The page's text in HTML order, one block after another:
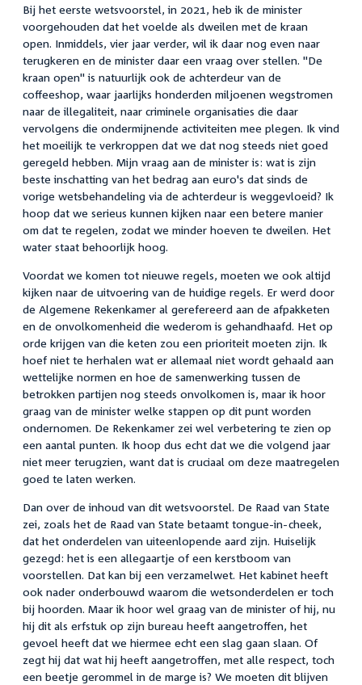
Bij het eerste wetsvoorstel, in 2021, heb ik de minister
voorgehouden dat het voelde als dweilen met de kraan
open. Inmiddels, vier jaar verder, wil ik daar nog even naar
terugkeren en de minister daar een vraag over stellen. "De
kraan open" is natuurlijk ook de achterdeur van de
coffeeshop, waar jaarlijks honderden miljoenen wegstromen
naar de illegaliteit, naar criminele organisaties die daar
vervolgens die ondermijnende activiteiten mee plegen. Ik vind
het moeilijk te verkroppen dat we dat nog steeds niet goed
geregeld hebben. Mijn vraag aan de minister is: wat is zijn
beste inschatting van het bedrag aan euro's dat sinds de
vorige wetsbehandeling via de achterdeur is weggevloeid? Ik
hoop dat we serieus kunnen kijken naar een betere manier
om dat te regelen, zodat we minder hoeven te dweilen. Het
water staat behoorlijk hoog.
Voordat we komen tot nieuwe regels, moeten we ook altijd
kijken naar de uitvoering van de huidige regels. Er werd door
de Algemene Rekenkamer al gerefereerd aan de afpakketen
en de onvolkomenheid die wederom is gehandhaafd. Het op
orde krijgen van die keten zou een prioriteit moeten zijn. Ik
hoef niet te herhalen wat er allemaal niet wordt gehaald aan
wettelijke normen en hoe de samenwerking tussen de
betrokken partijen nog steeds onvolkomen is, maar ik hoor
graag van de minister welke stappen op dit punt worden
ondernomen. De Rekenkamer zei wel verbetering te zien op
een aantal punten. Ik hoop dus echt dat we die volgend jaar
niet meer terugzien, want dat is cruciaal om deze maatregelen
goed te laten werken.
Dan over de inhoud van dit wetsvoorstel. De Raad van State
zei, zoals het de Raad van State betaamt tongue-in-cheek,
dat het onderdelen van uiteenlopende aard zijn. Huiselijk
gezegd: het is een allegaartje of een kerstboom van
voorstellen. Dat kan bij een verzamelwet. Het kabinet heeft
ook nader onderbouwd waarom die wetsonderdelen er toch
bij hoorden. Maar ik hoor wel graag van de minister of hij, nu
hij dit als erfstuk op zijn bureau heeft aangetroffen, het
gevoel heeft dat we hiermee echt een slag gaan slaan. Of
zegt hij dat wat hij heeft aangetroffen, met alle respect, toch
een beetje gerommel in de marge is? We moeten dit blijven